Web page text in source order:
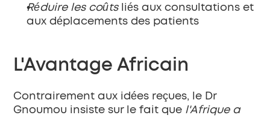
Réduire les coûts liés aux consultations et
aux déplacements des patients
L'Avantage Africain
Contrairement aux idées reçues, le Dr
Gnoumou insiste sur le fait que l'Afrique a